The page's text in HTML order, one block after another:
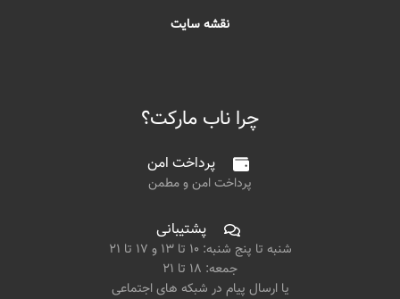
نقشه سایت
چرا ناب مارکت؟
پرداخت امن
پرداخت امن و مطمن
پشتیبانی
شنبه تا پنج شنبه: ۱۰ تا ۱۳ و ۱۷ تا ۲۱
جمعه: ۱۸ تا ۲۱
یا ارسال پیام در شبکه های اجتماعی